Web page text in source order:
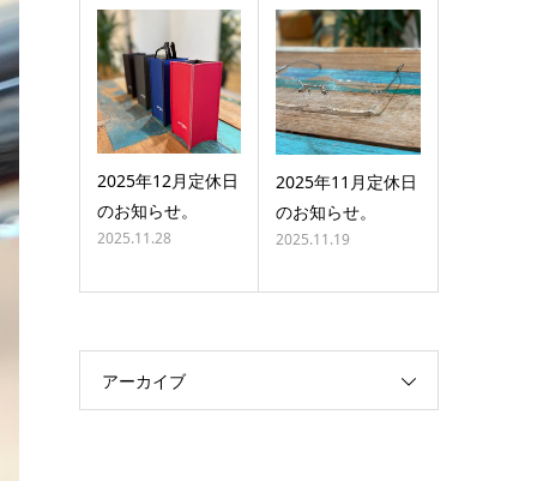
2025年12月定休日
のお知らせ。
2025.11.28
2025年11月定休日
のお知らせ。
2025.11.19
アーカイブ